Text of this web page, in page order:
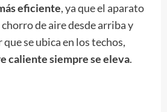
eficiente, ya que el aparato
de aire desde arriba y
se ubica en los techos,
caliente siempre se eleva.